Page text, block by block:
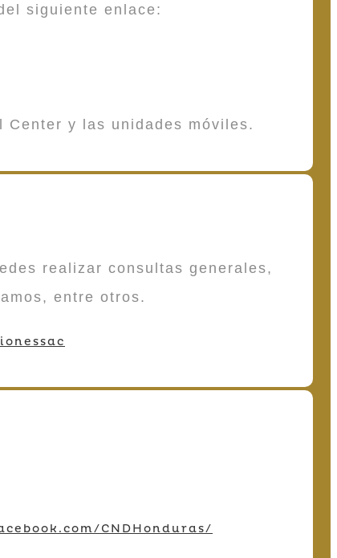
siguiente enlace:
y las unidades móviles.
realizar consultas generales,
entre otros.
CNDHonduras/